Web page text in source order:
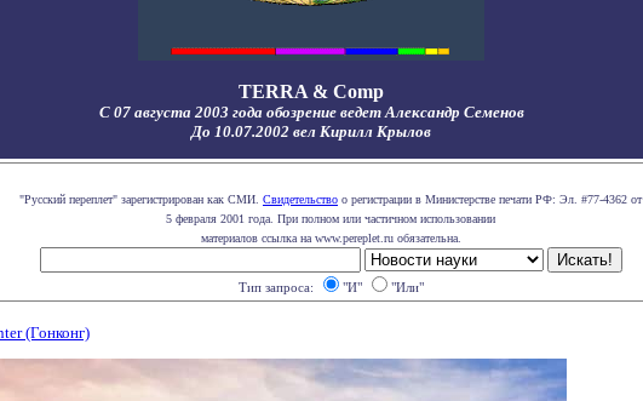
TERRA & Comp
С 07 августа 2003 года обозрение ведет Александр Семенов
До 10.07.2002 вел Кирилл Крылов
"Русский переплет" зарегистрирован как СМИ. Свидетельство о регистрации в Министерстве печати РФ: Эл. #77-4362 от
5 февраля 2001 года. При полном или частичном использовании
материалов ссылка на www.pereplet.ru обязательна.
Тип запроса: "И" "Или"
(Гонконг)